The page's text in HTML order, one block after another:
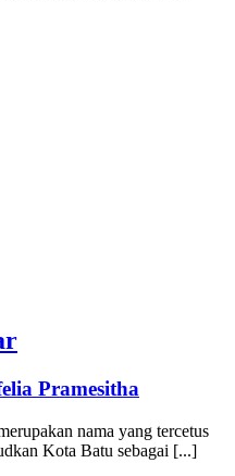
Pramesitha
nama yang tercetus
Kota Batu sebagai [...]